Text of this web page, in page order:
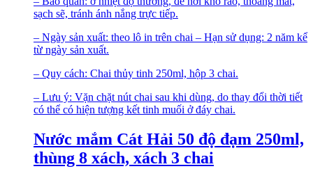
sạch sẽ, tránh ánh nắng trực tiếp.
– Ngày sản xuất: theo lô in trên chai – Hạn sử dụng: 2 năm kể
từ ngày sản xuất.
– Quy cách: Chai thủy tinh 250ml, hộp 3 chai.
– Lưu ý: Vặn chặt nút chai sau khi dùng, do thay đổi thời tiết
có thể có hiện tượng kết tinh muối ở đáy chai.
Nước mắm Cát Hải 50 độ đạm 250ml,
thùng 8 xách, xách 3 chai